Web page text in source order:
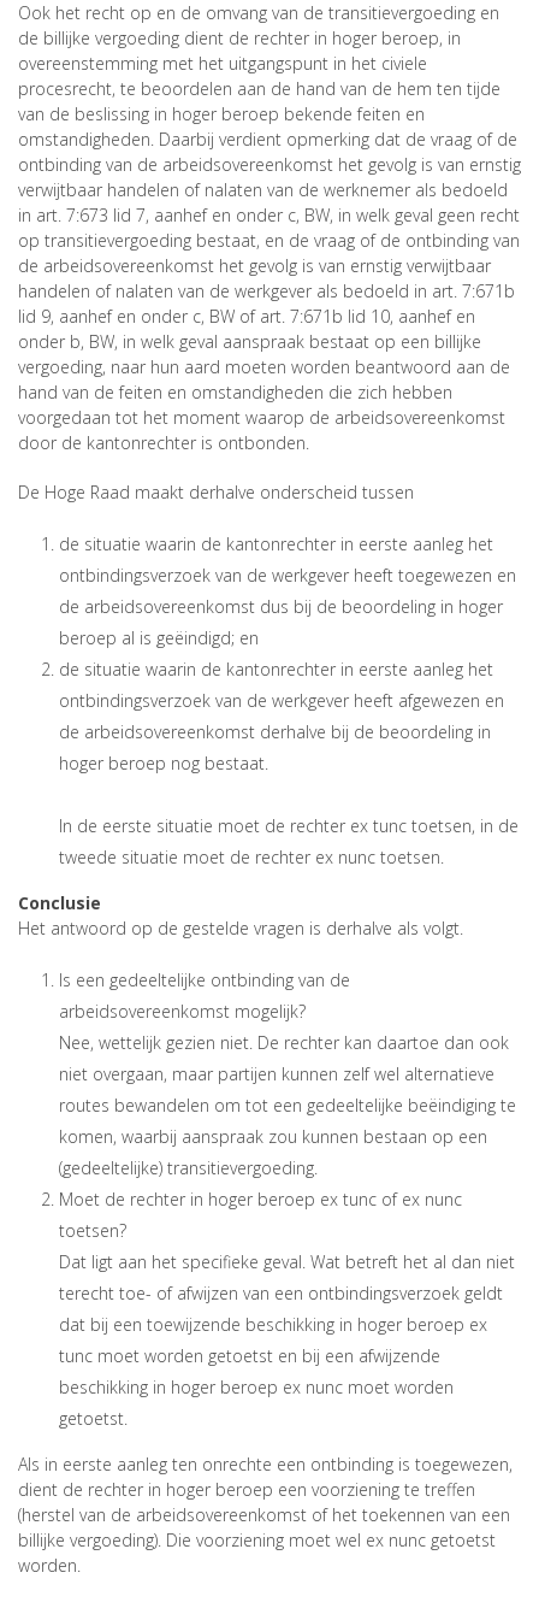
Ook het recht op en de omvang van de transitievergoeding en
de billijke vergoeding dient de rechter in hoger beroep, in
overeenstemming met het uitgangspunt in het civiele
procesrecht, te beoordelen aan de hand van de hem ten tijde
van de beslissing in hoger beroep bekende feiten en
omstandigheden. Daarbij verdient opmerking dat de vraag of de
ontbinding van de arbeidsovereenkomst het gevolg is van ernstig
verwijtbaar handelen of nalaten van de werknemer als bedoeld
in art. 7:673 lid 7, aanhef en onder c, BW, in welk geval geen recht
op transitievergoeding bestaat, en de vraag of de ontbinding van
de arbeidsovereenkomst het gevolg is van ernstig verwijtbaar
handelen of nalaten van de werkgever als bedoeld in art. 7:671b
lid 9, aanhef en onder c, BW of art. 7:671b lid 10, aanhef en
onder b, BW, in welk geval aanspraak bestaat op een billijke
vergoeding, naar hun aard moeten worden beantwoord aan de
hand van de feiten en omstandigheden die zich hebben
voorgedaan tot het moment waarop de arbeidsovereenkomst
door de kantonrechter is ontbonden.
De Hoge Raad maakt derhalve onderscheid tussen
de situatie waarin de kantonrechter in eerste aanleg het
ontbindingsverzoek van de werkgever heeft toegewezen en
de arbeidsovereenkomst dus bij de beoordeling in hoger
beroep al is geëindigd; en
de situatie waarin de kantonrechter in eerste aanleg het
ontbindingsverzoek van de werkgever heeft afgewezen en
de arbeidsovereenkomst derhalve bij de beoordeling in
hoger beroep nog bestaat.
In de eerste situatie moet de rechter ex tunc toetsen, in de
tweede situatie moet de rechter ex nunc toetsen.
Conclusie
Het antwoord op de gestelde vragen is derhalve als volgt.
Is een gedeeltelijke ontbinding van de
arbeidsovereenkomst mogelijk?
Nee, wettelijk gezien niet. De rechter kan daartoe dan ook
niet overgaan, maar partijen kunnen zelf wel alternatieve
routes bewandelen om tot een gedeeltelijke beëindiging te
komen, waarbij aanspraak zou kunnen bestaan op een
(gedeeltelijke) transitievergoeding.
Moet de rechter in hoger beroep ex tunc of ex nunc
toetsen?
Dat ligt aan het specifieke geval. Wat betreft het al dan niet
terecht toe- of afwijzen van een ontbindingsverzoek geldt
dat bij een toewijzende beschikking in hoger beroep ex
tunc moet worden getoetst en bij een afwijzende
beschikking in hoger beroep ex nunc moet worden
getoetst.
Als in eerste aanleg ten onrechte een ontbinding is toegewezen,
dient de rechter in hoger beroep een voorziening te treffen
(herstel van de arbeidsovereenkomst of het toekennen van een
billijke vergoeding). Die voorziening moet wel ex nunc getoetst
worden.